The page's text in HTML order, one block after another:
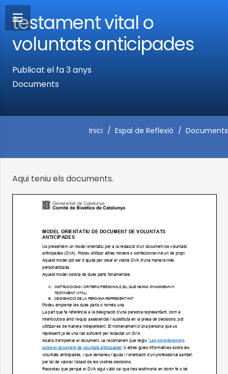
testament vital o
voluntats anticipades
Publicat el fa 3 anys
Documents
Inici / Espai de Reflexió / Documents
Aqui teniu els documents.